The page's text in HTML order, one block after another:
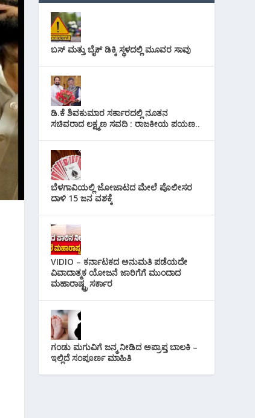
ಬಸ್ ಮತ್ತು ಬೈಕ್ ಡಿಕ್ಕಿ ಸ್ಥಳದಲ್ಲಿ ಮೂವರ ಸಾವು
ಡಿ.ಕೆ ಶಿವಕುಮಾರ ಸರ್ಕಾರದಲ್ಲಿ ನೂತನ
ಸಚಿವರಾದ ಲಕ್ಷ್ಮಣ ಸವದಿ : ರಾಜಕೀಯ ಪಯಣ..
ಬೆಳಗಾವಿಯಲ್ಲಿ ಜೋಜಾಟದ ಮೇಲೆ ಪೊಲೀಸರ
ದಾಳಿ 15 ಜನ ವಶಕ್ಕೆ
VIDIO – ಕರ್ನಾಟಕದ ಅನುಮತಿ ಪಡೆಯದೇ
ವಿವಾದಾತ್ಮಕ ಯೋಜನೆ ಜಾರಿಗೆಗೆ ಮುಂದಾದ
ಮಹಾರಾಷ್ಟ್ರ ಸರ್ಕಾರ
ಗಂಡು ಮಗುವಿಗೆ ಜನ್ಮ ನೀಡಿದ ಅಪ್ರಾಪ್ತ ಬಾಲಕಿ –
ಇಲ್ಲಿದೆ ಸಂಪೂರ್ಣ ಮಾಹಿತಿ